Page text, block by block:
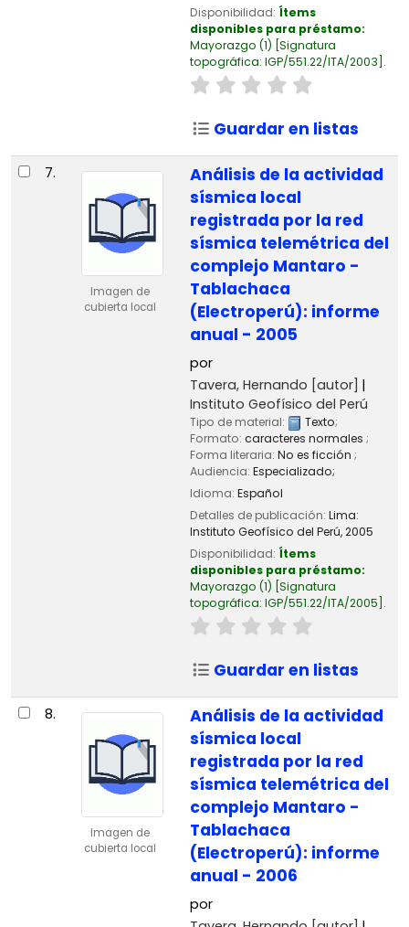
Disponibilidad: Ítems
disponibles para préstamo:
Mayorazgo (1) Signatura
topográfica: IGP/551.22/ITA/2003 .
Guardar en listas
7.
Imagen de
cubierta local
Análisis de la actividad
sísmica local
registrada por la red
sísmica telemétrica del
complejo Mantaro -
Tablachaca
(Electroperú): informe
anual - 2005
por
Tavera, Hernando [autor]
Instituto Geofísico del Perú
Tipo de material: Texto;
Formato: caracteres normales ;
Forma literaria: No es ficción ;
Audiencia: Especializado;
Idioma: Español
Detalles de publicación: Lima:
Instituto Geofísico del Perú,2005
Disponibilidad: Ítems
disponibles para préstamo:
Mayorazgo (1) Signatura
topográfica: IGP/551.22/ITA/2005 .
Guardar en listas
8.
Imagen de
cubierta local
Análisis de la actividad
sísmica local
registrada por la red
sísmica telemétrica del
complejo Mantaro -
Tablachaca
(Electroperú): informe
anual - 2006
por